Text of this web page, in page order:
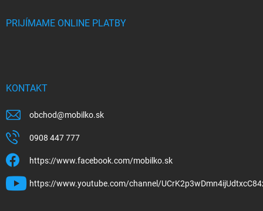
PRIJÍMAME ONLINE PLATBY
KONTAKT
obchod@mobilko.sk
0908 447 777
https://www.facebook.com/mobilko.sk
https://www.youtube.com/channel/